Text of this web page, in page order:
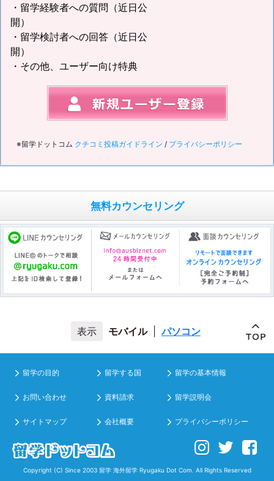
・留学経験者への質問（近日公
開）
・留学検討者への回答（近日公
開）
・その他、ユーザー向け特典
※留学ドットコム クチコミ投稿ガイドライン / プライバシーポリシー
無料カウンセリング
モバイル パソコン
留学の目的 留学する国 留学の基本情報
お問い合わせ 資料請求 留学説明会
サイトマップ 会社概要 プライバシーポリシー
Copyright (C) Since 2003 留学 海外留学Ryugaku Dot Com. All Rights Reserved